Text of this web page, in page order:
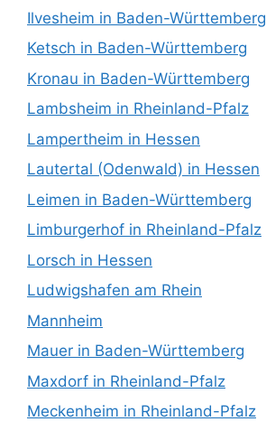
Ilvesheim in Baden-Württemberg
Ketsch in Baden-Württemberg
Kronau in Baden-Württemberg
Lambsheim in Rheinland-Pfalz
Lampertheim in Hessen
Lautertal (Odenwald) in Hessen
Leimen in Baden-Württemberg
Limburgerhof in Rheinland-Pfalz
Lorsch in Hessen
Ludwigshafen am Rhein
Mannheim
Mauer in Baden-Württemberg
Maxdorf in Rheinland-Pfalz
Meckenheim in Rheinland-Pfalz